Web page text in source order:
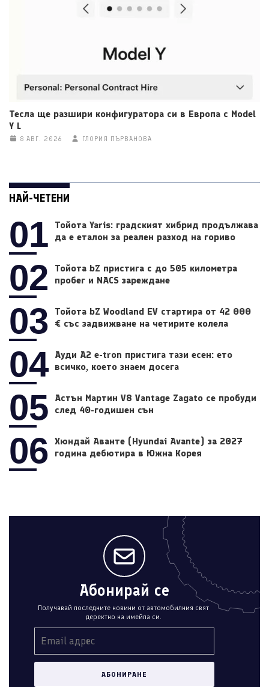
Тесла ще разшири конфигуратора си в Европа с Model
Y L
8 АВГ. 2026 ГЛОРИЯ ПЪРВАНОВА
НАЙ-ЧЕТЕНИ
01
Тойота Yaris: градският хибрид продължава
да е еталон за реален разход на гориво
02
Тойота bZ пристига с до 505 километра
пробег и NACS зареждане
03
Тойота bZ Woodland EV стартира от 42 000
€ със задвижване на четирите колела
04 Ауди A2 e-tron пристига тази есен: ето
всичко, което знаем досега
05
Астън Мартин V8 Vantage Zagato се пробуди
след 40-годишен сън
06
Хюндай Аванте (Hyundai Avante) за 2027
година дебютира в Южна Корея
Абонирай се
Получавай последните новини от автомобилния свят
деректно на имейла си.